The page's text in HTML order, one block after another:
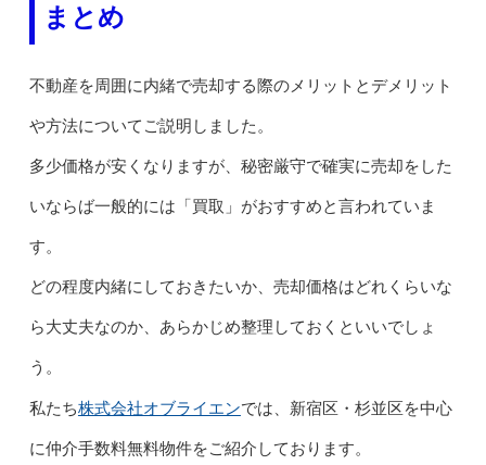
まとめ
不動産を周囲に内緒で売却する際のメリットとデメリット
や方法についてご説明しました。
多少価格が安くなりますが、秘密厳守で確実に売却をした
いならば一般的には「買取」がおすすめと言われていま
す。
どの程度内緒にしておきたいか、売却価格はどれくらいな
ら大丈夫なのか、あらかじめ整理しておくといいでしょ
う。
私たち株式会社オブライエンでは、新宿区・杉並区を中心
に仲介手数料無料物件をご紹介しております。